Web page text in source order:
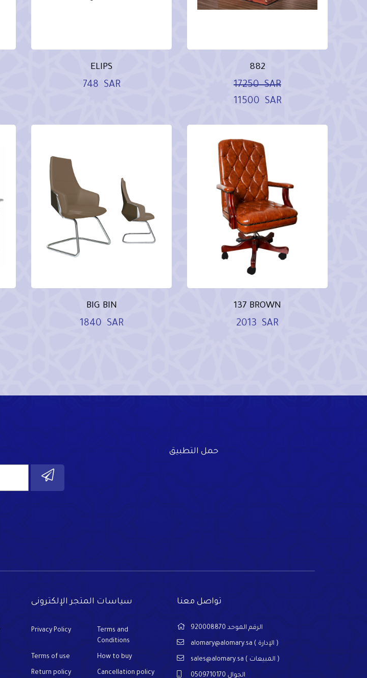
ELIPS
748 SAR
882
17250SAR
11500 SAR
BIG BIN
1840 SAR
137 BROWN
2013 SAR
حمل التطبيق
سياسات المتجر الإلكترونى
Privacy Policy
Terms and
Conditions
Terms of use How to buy
Return policy Cancellation policy
تواصل معنا
الرقم الموحد 920008870
alomary@alomary.sa ( الإدارة )
sales@alomary.sa ( المبيعات )
الجوال 0509710170